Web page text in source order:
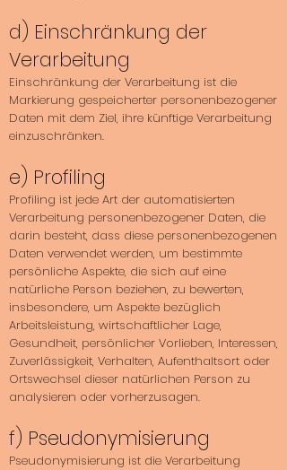
d) Einschränkung der
Verarbeitung
Einschränkung der Verarbeitung ist die
Markierung gespeicherter personenbezogener
Daten mit dem Ziel, ihre künftige Verarbeitung
einzuschränken.
e) Profiling
Profiling ist jede Art der automatisierten
Verarbeitung personenbezogener Daten, die
darin besteht, dass diese personenbezogenen
Daten verwendet werden, um bestimmte
persönliche Aspekte, die sich auf eine
natürliche Person beziehen, zu bewerten,
insbesondere, um Aspekte bezüglich
Arbeitsleistung, wirtschaftlicher Lage,
Gesundheit, persönlicher Vorlieben, Interessen,
Zuverlässigkeit, Verhalten, Aufenthaltsort oder
Ortswechsel dieser natürlichen Person zu
analysieren oder vorherzusagen.
f) Pseudonymisierung
Pseudonymisierung ist die Verarbeitung